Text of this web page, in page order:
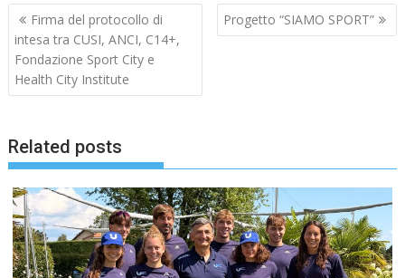
Navigazione
articoli
Firma del protocollo di
intesa tra CUSI, ANCI, C14+,
Fondazione Sport City e
Health City Institute
Progetto “SIAMO SPORT”
Related posts